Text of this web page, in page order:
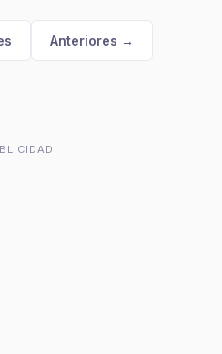
Anteriores →